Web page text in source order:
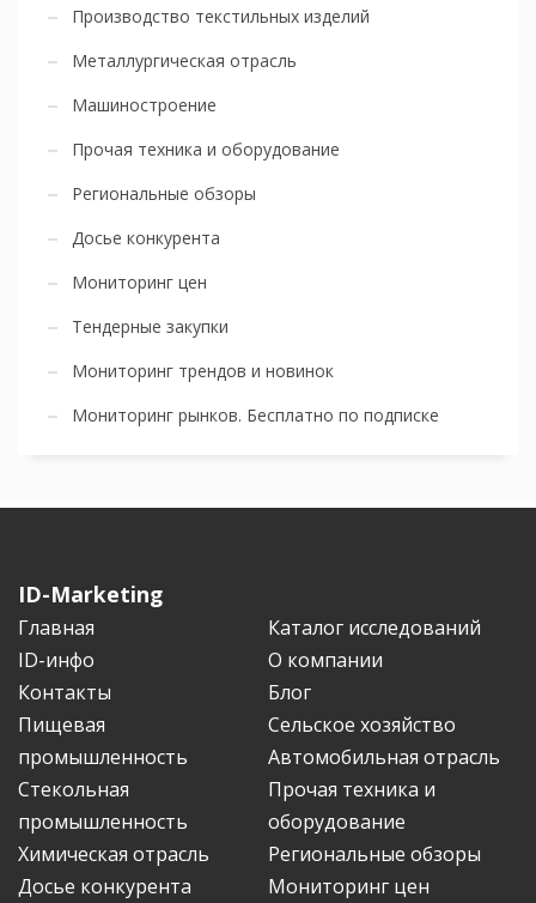
Производство текстильных изделий
Металлургическая отрасль
Машиностроение
Прочая техника и оборудование
Региональные обзоры
Досье конкурента
Мониторинг цен
Тендерные закупки
Мониторинг трендов и новинок
Мониторинг рынков. Бесплатно по подписке
ID-Marketing
Главная
Каталог исследований
ID-инфо
О компании
Контакты
Блог
Пищевая
промышленность
Сельское хозяйство
Автомобильная отрасль
Стекольная
промышленность
Прочая техника и
оборудование
Химическая отрасль
Региональные обзоры
Досье конкурента
Мониторинг цен